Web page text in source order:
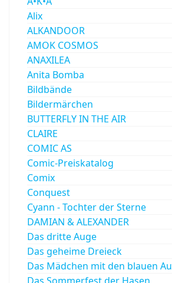
Alix
ALKANDOOR
AMOK COSMOS
ANAXILEA
Anita Bomba
Bildbände
Bildermärchen
BUTTERFLY IN THE AIR
CLAIRE
COMIC AS
Comic-Preiskatalog
Comix
Conquest
Cyann - Tochter der Sterne
DAMIAN & ALEXANDER
Das dritte Auge
Das geheime Dreieck
Das Mädchen mit den blauen